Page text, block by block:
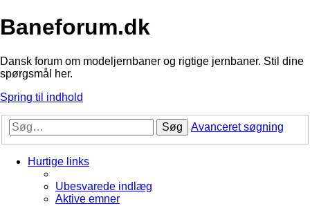
Baneforum.dk
Dansk forum om modeljernbaner og rigtige jernbaner. Stil dine
spørgsmål her.
Spring til indhold
Søg Avanceret søgning
Hurtige links
Ubesvarede indlæg
Aktive emner